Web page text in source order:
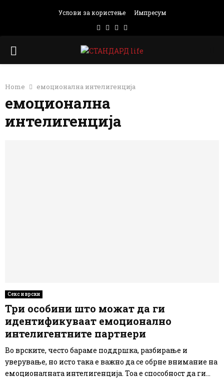
Услови за користење Импресум
Facebook
Instagram
Email
PRIMARY
Home емоционална интелигенција
емоционална
интелигенција
Секс и врски
Три особини што можат да ги
идентификуваат емоционално
интелигентните партнери
Во врските, често бараме поддршка, разбирање и
уверување, но исто така е важно да се обрне внимание на
емоционалната интелигенција. Тоа е способност да ги...